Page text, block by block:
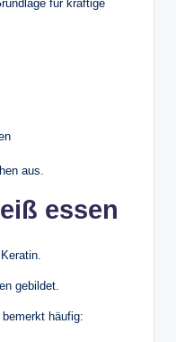
für kräftige
aus.
essen
gebildet.
häufig: